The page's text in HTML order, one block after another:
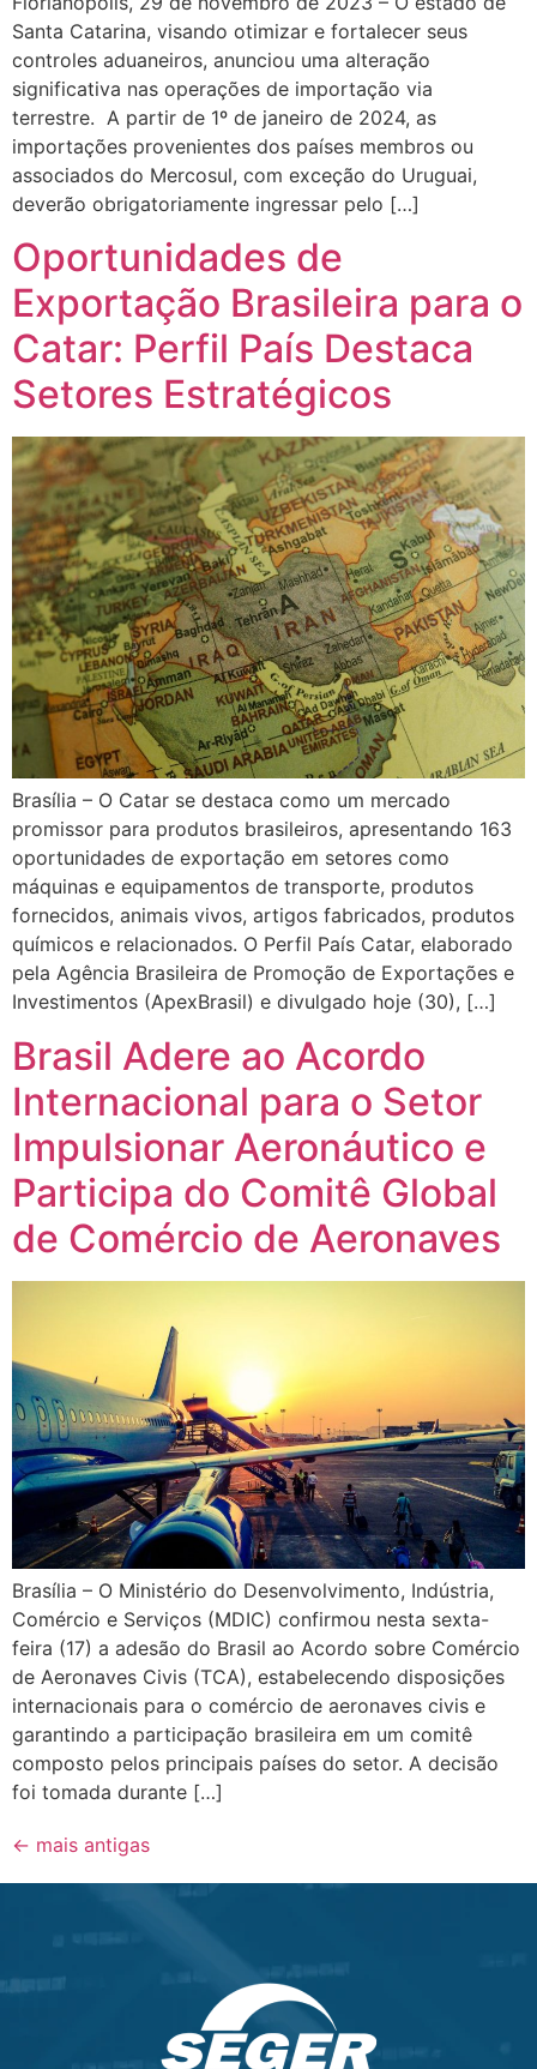
Santa Catarina, visando otimizar e fortalecer seus
controles aduaneiros, anunciou uma alteração
significativa nas operações de importação via
terrestre. A partir de 1º de janeiro de 2024, as
importações provenientes dos países membros ou
associados do Mercosul, com exceção do Uruguai,
deverão obrigatoriamente ingressar pelo […]
Oportunidades de
Exportação Brasileira para o
Catar: Perfil País Destaca
Setores Estratégicos
Brasília – O Catar se destaca como um mercado
promissor para produtos brasileiros, apresentando 163
oportunidades de exportação em setores como
máquinas e equipamentos de transporte, produtos
fornecidos, animais vivos, artigos fabricados, produtos
químicos e relacionados. O Perfil País Catar, elaborado
pela Agência Brasileira de Promoção de Exportações e
Investimentos (ApexBrasil) e divulgado hoje (30), […]
Brasil Adere ao Acordo
Internacional para o Setor
Impulsionar Aeronáutico e
Participa do Comitê Global
de Comércio de Aeronaves
Brasília – O Ministério do Desenvolvimento, Indústria,
Comércio e Serviços (MDIC) confirmou nesta sexta-
feira (17) a adesão do Brasil ao Acordo sobre Comércio
de Aeronaves Civis (TCA), estabelecendo disposições
internacionais para o comércio de aeronaves civis e
garantindo a participação brasileira em um comitê
composto pelos principais países do setor. A decisão
foi tomada durante […]
← mais antigas